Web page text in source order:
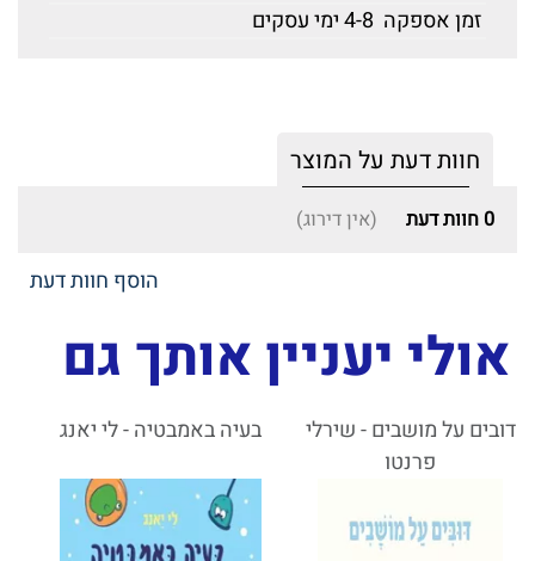
זמן אספקה 4-8 ימי עסקים
חוות דעת על המוצר
0 חוות דעת (אין דירוג)
הוסף חוות דעת
אולי יעניין אותך גם
דובים על מושבים - שירלי
פרנטו
בעיה באמבטיה - לי יאנג